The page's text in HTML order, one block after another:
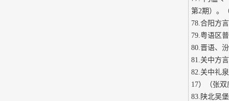
第2期）。
78.合阳方
79.粤语区
80.晋语、
81.关中方
82.关中礼
17）（张
83.陕北吴